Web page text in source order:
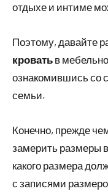
отдыхе и интиме
Поэтому, давайте
кровать в
ознакомившись со
семьи.
Конечно, прежде
замерить размеры
какого размера
с записями